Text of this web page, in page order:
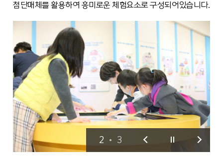
첨단매체를 활용하여 흥미로운 체험요소로 구성되어있습니다.
2 • 3